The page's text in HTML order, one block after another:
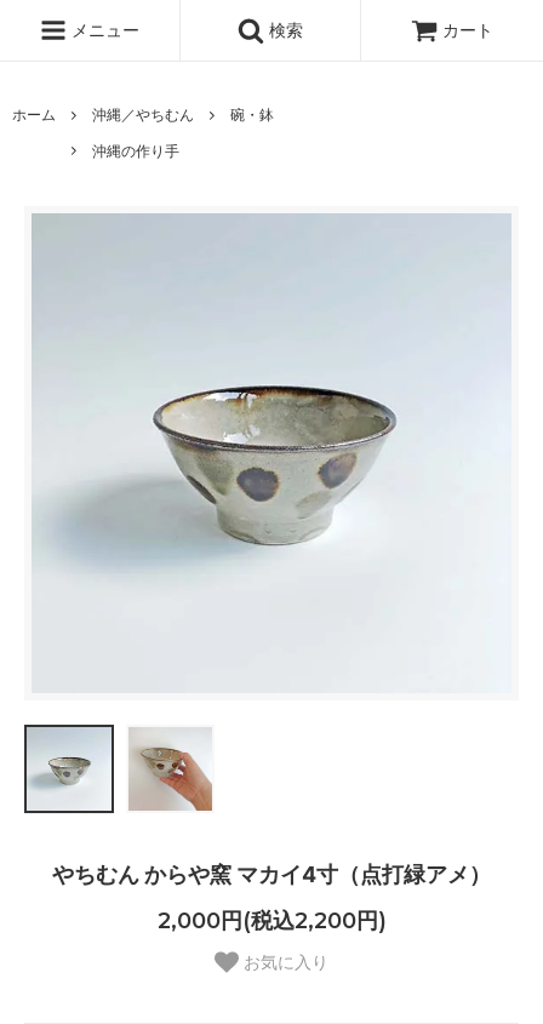
メニュー 検索 カート
ホーム 沖縄／やちむん
碗・鉢
沖縄の作り手
やちむん からや窯 マカイ4寸（点打緑アメ）
2,000円(税込2,200円)
お気に入り